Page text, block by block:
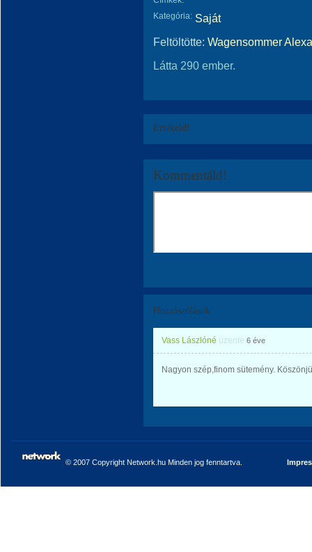
Kategória: Saját
Feltöltötte: Wagensommer
Látta 290 ember.
Értékeld!
Kommentáld!
Hozzászólások
Vass Lászlóné üzente 6 éve
Nagyon szép,finom sütemény.
© 2007 Copyright Network.hu Minden jog fenntartva.